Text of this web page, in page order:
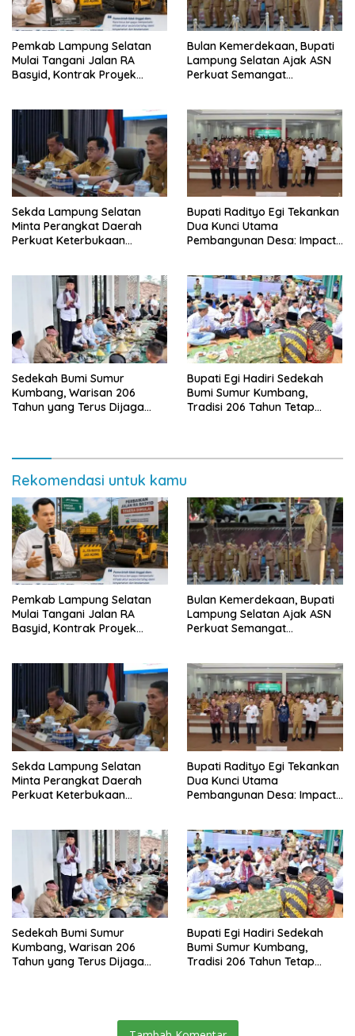
Pemkab Lampung Selatan
Mulai Tangani Jalan RA
Basyid, Kontrak Proyek
Bulan Kemerdekaan, Bupati
Lampung Selatan Ajak ASN
Perkuat Semangat
Sekda Lampung Selatan
Minta Perangkat Daerah
Perkuat Keterbukaan
Bupati Radityo Egi Tekankan
Dua Kunci Utama
Pembangunan Desa: Impact
Sedekah Bumi Sumur
Kumbang, Warisan 206
Tahun yang Terus Dijaga
Bupati Egi Hadiri Sedekah
Bumi Sumur Kumbang,
Tradisi 206 Tahun Tetap
Rekomendasi untuk kamu
Pemkab Lampung Selatan
Mulai Tangani Jalan RA
Basyid, Kontrak Proyek
Bulan Kemerdekaan, Bupati
Lampung Selatan Ajak ASN
Perkuat Semangat
Sekda Lampung Selatan
Minta Perangkat Daerah
Perkuat Keterbukaan
Bupati Radityo Egi Tekankan
Dua Kunci Utama
Pembangunan Desa: Impact
Sedekah Bumi Sumur
Kumbang, Warisan 206
Tahun yang Terus Dijaga
Bupati Egi Hadiri Sedekah
Bumi Sumur Kumbang,
Tradisi 206 Tahun Tetap